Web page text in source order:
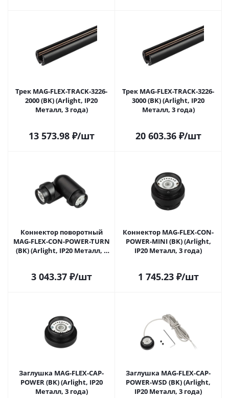
Трек MAG-FLEX-TRACK-3226-
2000 (BK) (Arlight, IP20
Металл, 3 года)
13 573.98₽/шт
Трек MAG-FLEX-TRACK-3226-
3000 (BK) (Arlight, IP20
Металл, 3 года)
20 603.36₽/шт
Коннектор поворотный
MAG-FLEX-CON-POWER-TURN
(BK) (Arlight, IP20 Металл, 3
3 043.37₽/шт
Коннектор MAG-FLEX-CON-
POWER-MINI (BK) (Arlight,
IP20 Металл, 3 года)
1 745.23₽/шт
Заглушка MAG-FLEX-CAP-
POWER (BK) (Arlight, IP20
Металл, 3 года)
Заглушка MAG-FLEX-CAP-
POWER-WSD (BK) (Arlight,
IP20 Металл, 3 года)